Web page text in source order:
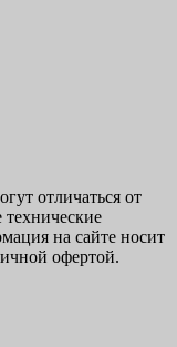
отличаться от
на сайте носит
офертой.